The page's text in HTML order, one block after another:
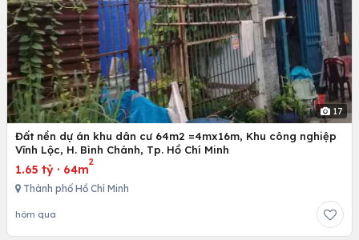
17
Đất nền dự án khu dân cư 64m2 =4mx16m, Khu công nghiệp
Vĩnh Lộc, H. Bình Chánh, Tp. Hồ Chí Minh
1.65 tỷ · 64m
2
Thành phố Hồ Chí Minh
hôm qua